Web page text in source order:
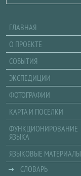
ГЛАВНАЯ
О ПРОЕКТЕ
СОБЫТИЯ
ЭКСПЕДИЦИИ
ФОТОГРАФИИ
КАРТА И ПОСЕЛКИ
ФУНКЦИОНИРОВАНИЕ
ЯЗЫКА
ЯЗЫКОВЫЕ МАТЕРИАЛЫ
СЛОВАРЬ